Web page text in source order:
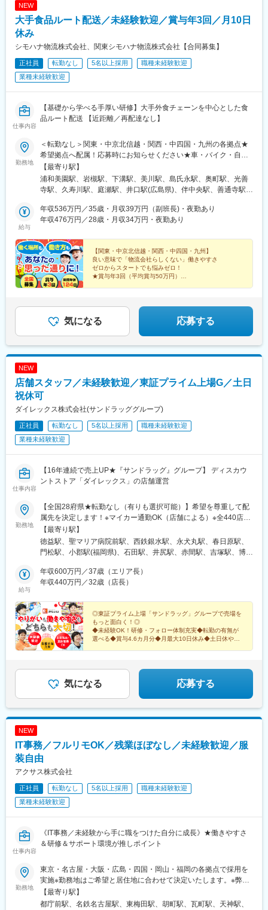
NEW
大手食品ルート配送／未経験歓迎／賞与年3回／月10日
休み
シモハナ物流株式会社、関東シモハナ物流株式会社【合同募集】
正社員 転勤なし 5名以上採用
職種未経験歓迎
業種未経験歓迎
仕事内容
【基礎から学べる手厚い研修】大手外食チェーンを中心とした食
品ルート配送 【近距離／再配達なし】
勤務地
＜転勤なし＞関東・中京北信越・関西・中四国・九州の各拠点★
希望拠点へ配属！応募時にお知らせください★車・バイク・自転
車通勤可／無料駐車場有【関東】浦和営業所／埼玉県さいたま市
岩槻第一営業所／埼玉県さいたま市厚木営業所／神奈川県厚木市
【中京北信越】石川営業所／石川県能美郡尾張一宮営業所・一宮
接地は高槻第三営業所になります。住所：〒569-0841 大阪府高
槻市西面北２丁目25-1甲子園第二営業所／兵庫県西宮市【中国】
広島西第一営業所／広島県広島市沼田第二営業所／広島県広島市
善通寺営業所／香川県善通寺市愛媛営業所／愛媛県西条市【九
州】福岡第一営業所／福岡県糟屋郡鹿児島営業所／鹿児島県鹿児
島市※室内原則禁煙／屋外喫煙スペース有※各社共通
【最寄り駅】
浦和美園駅、岩槻駅、下溝駅、美川駅、島氏永駅、奥町駅、光善
寺駅、久寿川駅、庭瀬駅、井口駅(広島県)、伴中央駅、善通寺駅、
給与
年収536万円／35歳・月収39万円（副班長)・夜勤あり
年収476万円／28歳・月収34万円・夜勤あり
【関東・中京北信越・関西・中四国・九州】
良い意味で「物流会社らしくない」働きやすさ
ゼロからスタートでも悩みゼロ！
★賞与年3回（平均賞与50万円）
気になる 応募する
NEW
店舗スタッフ／未経験歓迎／東証プライム上場G／土日
祝休可
ダイレックス株式会社(サンドラッググループ)
正社員 転勤なし 5名以上採用
職種未経験歓迎
業種未経験歓迎
仕事内容
【16年連続で売上UP★『サンドラッグ』グループ】 ディスカウ
ントストア「ダイレックス」の店舗運営
勤務地
【全国28府県★転勤なし（有りも選択可能）】希望を尊重して配
属先を決定します！※マイカー通勤OK（店舗による）※全440店舗
☆必要に応じて借り上げ社宅の利用も可能！◆九州エリア福岡県
（55店舗）、佐賀県（24店舗）、長崎県（29店舗）、熊本県（34
店舗）、大分県（18店舗）、宮崎県（25店舗）、鹿児島県（25店
（24店舗）、山口県（18店舗）、島根県（7店舗）、鳥取県（5店
舗）◆四国エリア徳島県（16店舗）、香川県（17店舗）、愛媛県
京都府（1店舗）、奈良県（2店舗）、大阪府（11店舗）◆関東エ
リア埼玉県（12店舗）、群馬県（4店舗）、千葉県（9店舗）、茨
城県（1店舗）◆信越・北陸エリア新潟県（18店舗）、山梨県（7
店舗）、長野県（7店舗）★当社HPの「店舗案内」から、お近く
の店舗をチェックしてください！トップページ →「店舗案内」
動喫煙対策：屋内禁煙
【最寄り駅】
徳益駅、聖マリア病院前駅、西鉄銀水駅、永犬丸駅、春日原駅、
門松駅、小郡駅(福岡県)、石田駅、井尻駅、赤間駅、吉塚駅、博多
駅、津古駅、福大前駅、教育大前駅、飯塚駅、南久留米駅、犬塚
駅、東福間駅、筑後吉井駅、門司駅、太宰府駅、羽犬塚駅、蒲池
駅、今池駅(福岡県)、下曽根駅、筑前前原駅、水巻駅、海老津駅、
遠賀野駅、土井駅、原町駅、甘木駅(西鉄線)、二島駅、中間駅、千
鳥駅、周船寺駅、南小倉駅、姪浜駅、池尻駅、銀水駅、若松駅、
宮崎神宮駅、西都城駅、高鍋駅、南延岡駅、小林駅(宮崎県)、蓮ケ
池駅、宮崎駅、延岡駅、高原駅、日南駅、南宮崎駅、木花駅、佐
(佐賀県)、田代駅、和多田駅、湯田温泉駅、柳井駅、光駅、新下関
駅、矢原駅、益田駅、敬川駅、清輝橋駅、上道駅(岡山県)、久世
駅、茶屋町駅、大多羅駅、西富井駅、常山駅、広木駅、川内駅(鹿
瀬駅、籠原駅、新田駅(埼玉県)、東岩槻駅、桶川駅、八潮駅、的場
駅、大袋駅、北朝霞駅、上尾駅、北越谷駅、八街駅、八千代緑が
丘駅、おゆみ野駅、旭駅(千葉県)、公津の杜駅、豊四季駅、茂原
駅、志津駅、八千代台駅、国母駅、竜王駅、南甲府駅、甲府駅、
塩山駅、富士山駅、長坂駅、赤坂上駅、平田駅(長野県)、岩村田
駅、篠ノ井駅、千曲駅、信州中野駅、柏矢町駅、六日町駅、長岡
駅、黒井駅(新潟県)、東三条駅、燕駅、青山駅、東柏崎駅、東新潟
駅(新潟県)、大形駅、西新発田駅、三条駅(新潟県)、水原駅、津守
駅、八尾駅、春木駅、御陵前駅、熊取駅、松ノ浜駅、栂・美木多
山市民病院口駅、耳成駅、忍海駅、加太駅(和歌山県)、京口駅、播
磨高岡駅、播州赤穂駅、葉多駅、加古川駅、はりま勝原駅、北条
町駅、飾磨駅、恵比須駅、鉢伏山上駅、浜の宮駅、播磨町駅、山
下駅(兵庫県)、東加古川駅、端岡駅、花園駅(香川県)、こううん、
一宮駅、太田駅(香川県)、善通寺駅、潟元駅、宇和島駅、宿毛駅、
給与
年収600万円／37歳（エリア長）
年収440万円／32歳（店長）
◎東証プライム上場「サンドラッグ」グループで売場を
もっと面白く！◎
◆未経験OK！研修・フォロー体制充実◆転勤の有無が
選べる◆賞与4.6カ月分◆月最大10日休み◆土日休や連
気になる 応募する
NEW
IT事務／フルリモOK／残業ほぼなし／未経験歓迎／服
装自由
アクサス株式会社
正社員 転勤なし 5名以上採用
職種未経験歓迎
業種未経験歓迎
仕事内容
《IT事務／未経験から手に職をつけた自分に成長》★働きやすさ
＆研修＆サポート環境が推しポイント
勤務地
東京・名古屋・大阪・広島・四国・岡山・福岡の各拠点で採用を
実施※勤務地はご希望と居住地に合わせて決定いたします。※弊社
の福利厚生で引っ越し応援制度もございます。★転勤なし★ハイ
ブリッド型のリモート案件もあり（プロジェクト先に準ずる）
【最寄り駅】
都庁前駅、名鉄名古屋駅、東梅田駅、胡町駅、瓦町駅、天神駅、